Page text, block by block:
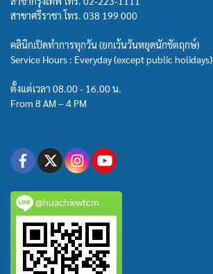
สาขาศรีราชา โทร. 038 199 000
คลินิกเปิดทำการทุกวัน (ยกเว้นวันหยุดนักขัตฤกษ์)
Service Hours : Everyday (except public holidays)
ตั้งแต่เวลา 08.00 - 16.00 น.
From 8 AM – 4 PM
@huachiewtcm